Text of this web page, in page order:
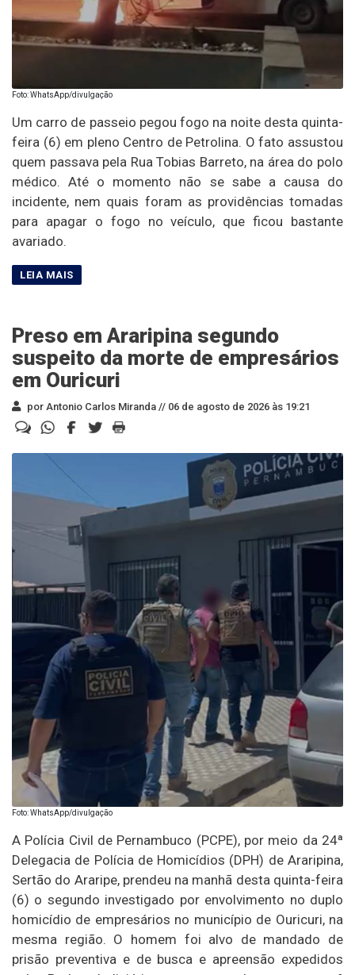
Foto: WhatsApp/divulgação
Um carro de passeio pegou fogo na noite desta quinta-
feira (6) em pleno Centro de Petrolina. O fato assustou
quem passava pela Rua Tobias Barreto, na área do polo
médico. Até o momento não se sabe a causa do
incidente, nem quais foram as providências tomadas
para apagar o fogo no veículo, que ficou bastante
avariado.
Preso em Araripina segundo
suspeito da morte de empresários
em Ouricuri
por Antonio Carlos Miranda // 06 de agosto de 2026 às 19:21
Foto: WhatsApp/divulgação
A Polícia Civil de Pernambuco (PCPE), por meio da 24ª
Delegacia de Polícia de Homicídios (DPH) de Araripina,
Sertão do Araripe, prendeu na manhã desta quinta-feira
(6) o segundo investigado por envolvimento no duplo
homicídio de empresários no município de Ouricuri, na
mesma região. O homem foi alvo de mandado de
prisão preventiva e de busca e apreensão expedidos